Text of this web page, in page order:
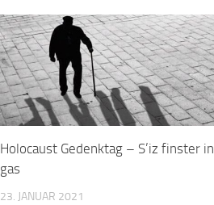
Holocaust Gedenktag – S’iz finster in
gas
23. JANUAR 2021